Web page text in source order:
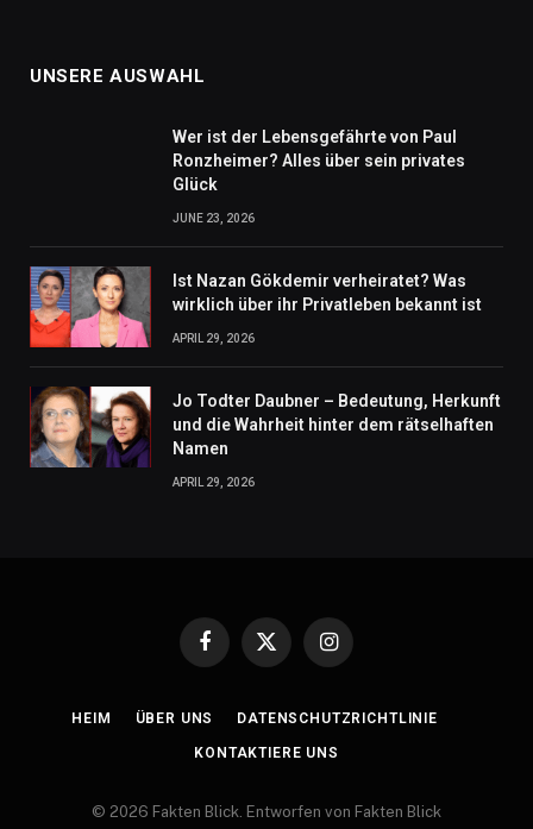
UNSERE AUSWAHL
Wer ist der Lebensgefährte von Paul
Ronzheimer? Alles über sein privates
Glück
JUNE 23, 2026
Ist Nazan Gökdemir verheiratet? Was
wirklich über ihr Privatleben bekannt ist
APRIL 29, 2026
Jo Todter Daubner – Bedeutung, Herkunft
und die Wahrheit hinter dem rätselhaften
Namen
APRIL 29, 2026
Facebook
X
Instagram
HEIM ÜBER UNS DATENSCHUTZRICHTLINIE
KONTAKTIERE UNS
© 2026 Fakten Blick. Entworfen von Fakten Blick